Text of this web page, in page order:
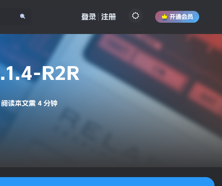
R2R
读本文需 4 分钟
开通会员
登录 注册